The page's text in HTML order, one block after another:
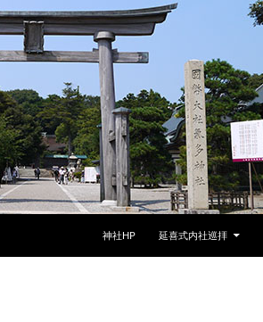
神社HP 延喜式内社巡拝